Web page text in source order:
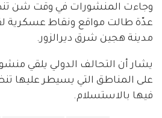
وجاءت المنشورات في وقت شن
عدّة طالت مواقع ونقاط عسكرية
مدينة هجين شرق ديرالزور.
يشار أن التحالف الدولي يلقي
على المناطق التي يسيطر عليها
فيها بالاستسلام.